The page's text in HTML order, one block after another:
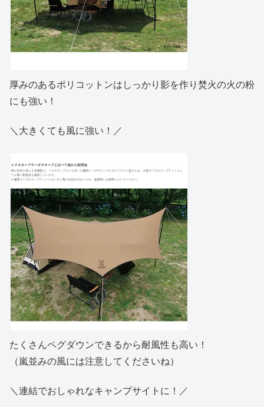
厚みのあるポリコットンはしっかり影を作り焚火の火の粉
にも強い！
＼大きくても風に強い！／
たくさんペグダウンできるから耐風性も高い！
（嵐並みの風には注意してくださいね）
＼連結でおしゃれなキャンプサイトに！／